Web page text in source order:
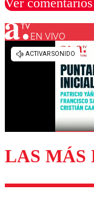
Los
EN VIVO
LAS MÁS